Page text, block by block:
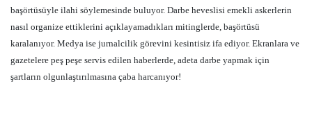
başörtüsüyle ilahi söylemesinde buluyor. Darbe heveslisi emekli askerlerin
nasıl organize ettiklerini açıklayamadıkları mitinglerde, başörtüsü
karalanıyor. Medya ise jurnalcilik görevini kesintisiz ifa ediyor. Ekranlara ve
gazetelere peş peşe servis edilen haberlerde, adeta darbe yapmak için
şartların olgunlaştırılmasına çaba harcanıyor!